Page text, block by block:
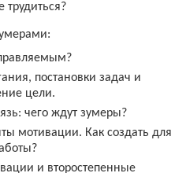
трудиться?
постановки задач и
цели.
чего ждут зумеры?
мотивации. Как создать для
и второстепенные